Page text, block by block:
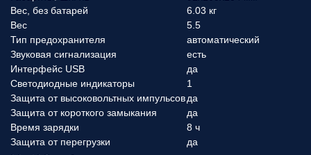
Вес, без батарей
6.03 кг
Вес
5.5
Тип предохранителя
автоматический
Звуковая сигнализация
есть
Интерфейс USB
да
Светодиодные индикаторы
1
Защита от высоковольтных импульсовда
Защита от короткого замыкания
да
Время зарядки
8 ч
Защита от перегрузки
да